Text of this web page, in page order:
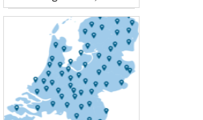
eczeem, psoriasis en
acne kan CBD...
Website | Meer info...